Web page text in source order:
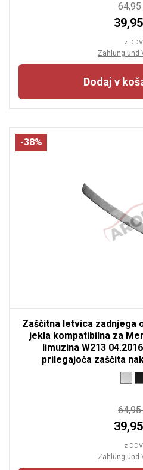
z DDV
Zahlung und
Dodaj v
-38%
Zaščitna letvica zadnjega
jekla kompatibilna za
limuzina W213
prilegajoča zaščita
z DDV
Zahlung und